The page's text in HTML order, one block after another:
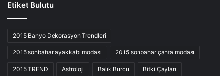
Etiket Bulutu
2015 Banyo Dekorasyon Trendleri
2015 sonbahar ayakkabı modası 2015 sonbahar çanta modası
2015 TREND Astroloji Balık Burcu Bitki Çayları